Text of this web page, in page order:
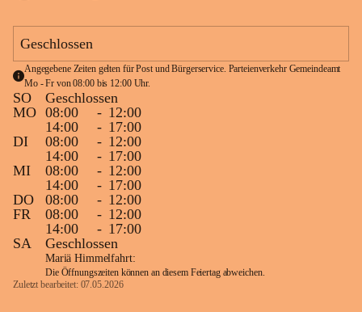
Geschlossen
Angegebene Zeiten gelten für Post und Bürgerservice. Parteienverkehr Gemeindeamt
Mo - Fr von 08:00 bis 12:00 Uhr.
SO
Geschlossen
MO 08:00 - 12:00
14:00
- 17:00
DI
08:00 - 12:00
14:00
- 17:00
MI
08:00 - 12:00
14:00
- 17:00
DO
08:00 - 12:00
FR
08:00 - 12:00
14:00
- 17:00
SA
Geschlossen
Mariä Himmelfahrt:
Die Öffnungszeiten können an diesem Feiertag abweichen.
Zuletzt bearbeitet: 07.05.2026